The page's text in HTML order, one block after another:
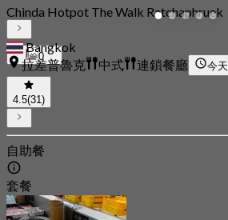
0
Chinda Hotpot The Walk Ratchaphruek
Bangkok
拉差普魯克
中式 連鎖餐廳 今天
4.5(31)
自助餐
套餐